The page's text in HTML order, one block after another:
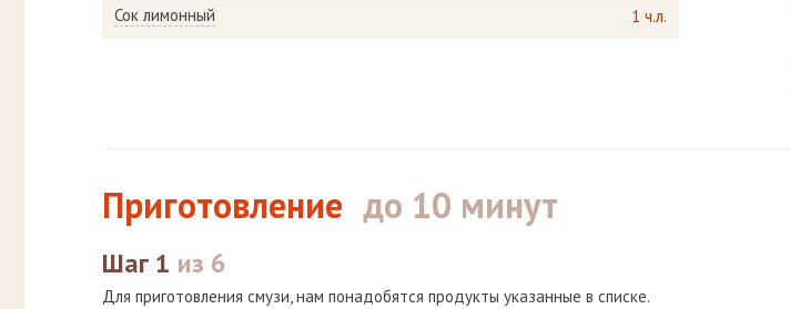
Сок лимонный 1 ч.л.
Приготовление до 10 минут
Шаг 1 из 6
Для приготовления смузи, нам понадобятся продукты указанные в списке.